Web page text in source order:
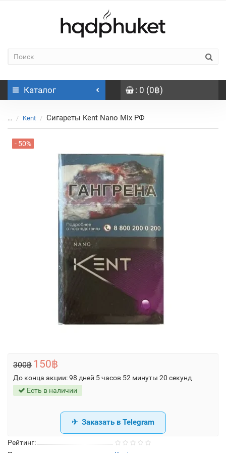
Каталог : 0 (0฿)
... Kent Сигареты Kent Nano Mix РФ
- 50%
Рейтинг:
300฿ 150฿
До конца акции:98 дней 5 часов 52 минуты 20 секунд
Есть в наличии
Заказать в Telegram